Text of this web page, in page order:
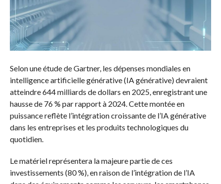
Selon une étude de Gartner, les dépenses mondiales en
intelligence artificielle générative (IA générative) devraient
atteindre 644 milliards de dollars en 2025, enregistrant une
hausse de 76 % par rapport à 2024. Cette montée en
puissance reflète l’intégration croissante de l’IA générative
dans les entreprises et les produits technologiques du
quotidien.
Le matériel représentera la majeure partie de ces
investissements (80 %), en raison de l’intégration de l’IA